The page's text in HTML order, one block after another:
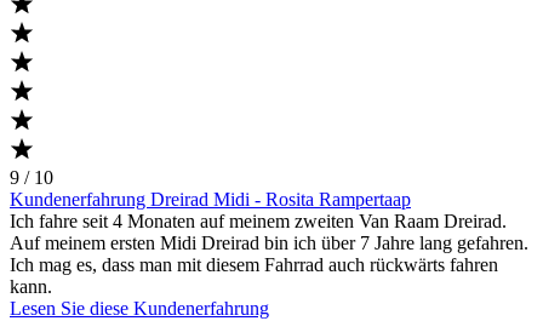
9 / 10
Kundenerfahrung Dreirad Midi - Rosita Rampertaap
Ich fahre seit 4 Monaten auf meinem zweiten Van Raam Dreirad.
Auf meinem ersten Midi Dreirad bin ich über 7 Jahre lang gefahren.
Ich mag es, dass man mit diesem Fahrrad auch rückwärts fahren
kann.
Lesen Sie diese Kundenerfahrung